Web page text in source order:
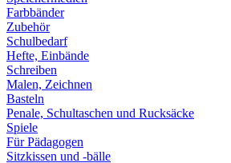
Farbbänder
Zubehör
Schulbedarf
Hefte, Einbände
Schreiben
Malen, Zeichnen
Basteln
Penale, Schultaschen und Rucksäcke
Spiele
Für Pädagogen
Sitzkissen und -bälle